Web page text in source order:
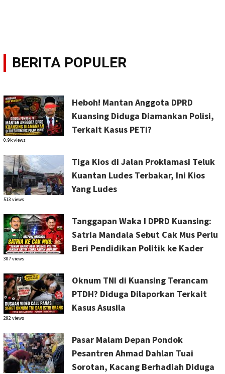
BERITA POPULER
Heboh! Mantan Anggota DPRD
Kuansing Diduga Diamankan Polisi,
Terkait Kasus PETI?
0.9k views
Tiga Kios di Jalan Proklamasi Teluk
Kuantan Ludes Terbakar, Ini Kios
Yang Ludes
513 views
Tanggapan Waka I DPRD Kuansing:
Satria Mandala Sebut Cak Mus Perlu
Beri Pendidikan Politik ke Kader
307 views
Oknum TNI di Kuansing Terancam
PTDH? Diduga Dilaporkan Terkait
Kasus Asusila
292 views
Pasar Malam Depan Pondok
Pesantren Ahmad Dahlan Tuai
Sorotan, Kacang Berhadiah Diduga